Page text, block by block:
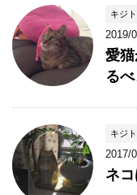
キジ
2019/
愛
る
キジ
2017/
ネ